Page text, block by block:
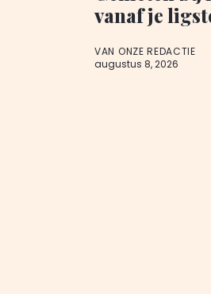
vanaf je
VAN ONZE REDACTIE
augustus 8, 2026